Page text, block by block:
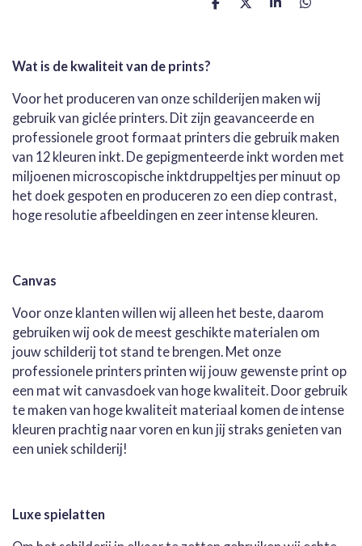
D
D
S
D
Wat is de kwaliteit van de prints?
Voor het produceren van onze schilderijen maken wij
gebruik van giclée printers. Dit zijn geavanceerde en
professionele groot formaat printers die gebruik maken
van 12 kleuren inkt. De gepigmenteerde inkt worden met
miljoenen microscopische inktdruppeltjes per minuut op
het doek gespoten en produceren zo een diep contrast,
hoge resolutie afbeeldingen en zeer intense kleuren.
Canvas
Voor onze klanten willen wij alleen het beste, daarom
gebruiken wij ook de meest geschikte materialen om
jouw schilderij tot stand te brengen. Met onze
professionele printers printen wij jouw gewenste print op
een mat wit canvasdoek van hoge kwaliteit. Door gebruik
te maken van hoge kwaliteit materiaal komen de intense
kleuren prachtig naar voren en kun jij straks genieten van
een uniek schilderij!
Luxe spielatten